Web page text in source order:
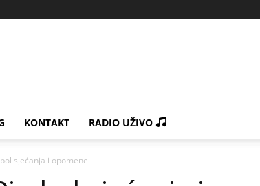
KONTAKT RADIO UŽIVO
sjećanja i opomene